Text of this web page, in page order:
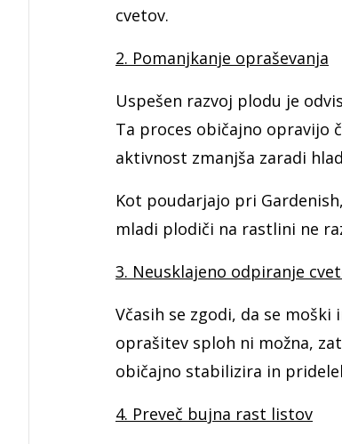
cvetov.
2. Pomanjkanje opraševanja
Uspešen razvoj plodu je
Ta proces običajno opravijo
aktivnost zmanjša zaradi
Kot poudarjajo pri
mladi plodiči na rastlini ne
3. Neusklajeno odpiranje
Včasih se zgodi, da se
oprašitev sploh ni možna,
običajno stabilizira in
4. Preveč bujna rast listov